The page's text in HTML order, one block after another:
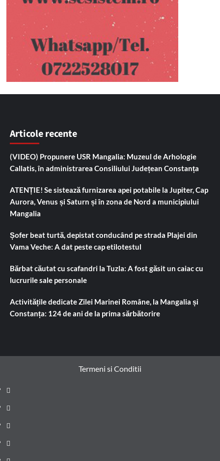
Articole recente
(VIDEO) Propunere USR Mangalia: Muzeul de Arhologie
Callatis, în administrarea Consiliului Județean Constanța
ATENȚIE! Se sistează furnizarea apei potabile la Jupiter, Cap
Aurora, Venus și Saturn și în zona de Nord a municipiului
Mangalia
Șofer beat turtă, depistat conducând pe strada Plajei din
Vama Veche: A dat peste cap etilotestul
Bărbat căutat cu scafandri la Tuzla: A fost găsit un caiac cu
lucrurile sale personale
Activitățile dedicate Zilei Marinei Române, la Mangalia și
Constanța: 124 de ani de la prima sărbătorire
Termeni si Conditii
Prima
pagină
Știri
de
ultima
Administrație
locală
Actualitate
Justiție